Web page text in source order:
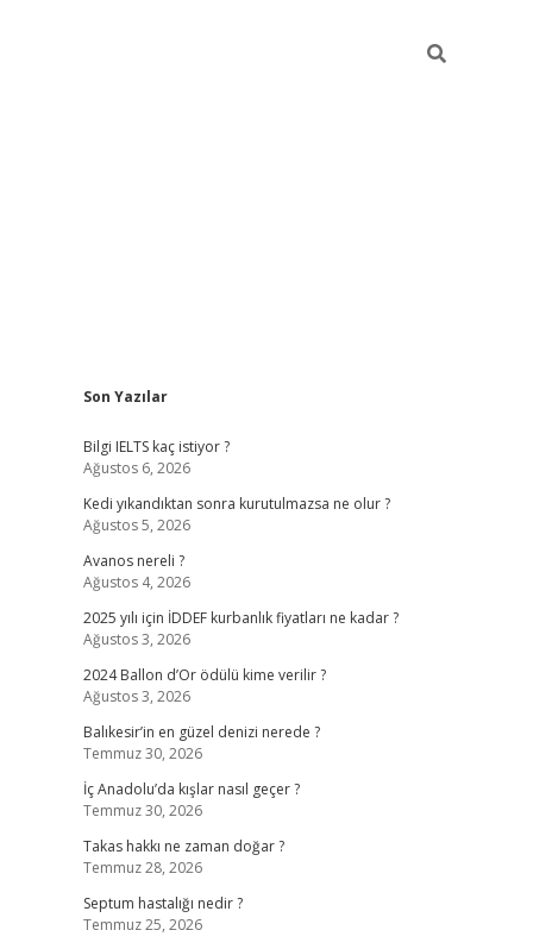
Sidebar
Son Yazılar
Bilgi IELTS kaç istiyor ?
Ağustos 6, 2026
Kedi yıkandıktan sonra kurutulmazsa ne olur ?
Ağustos 5, 2026
Avanos nereli ?
Ağustos 4, 2026
2025 yılı için İDDEF kurbanlık fiyatları ne kadar ?
Ağustos 3, 2026
2024 Ballon d’Or ödülü kime verilir ?
Ağustos 3, 2026
Balıkesir’in en güzel denizi nerede ?
Temmuz 30, 2026
İç Anadolu’da kışlar nasıl geçer ?
Temmuz 30, 2026
Takas hakkı ne zaman doğar ?
Temmuz 28, 2026
Septum hastalığı nedir ?
Temmuz 25, 2026
betciBetexper giriş adresi